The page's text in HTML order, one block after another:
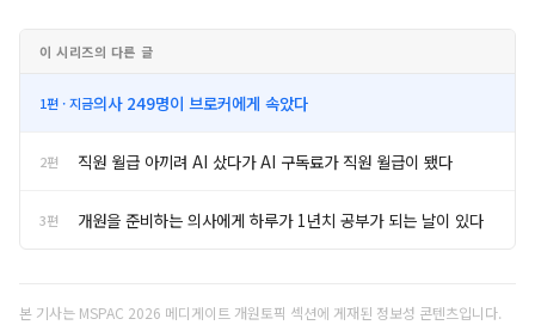
이 시리즈의 다른 글
1편 · 지금의사 249명이 브로커에게 속았다
2편 직원 월급 아끼려 AI 샀다가 AI 구독료가 직원 월급이 됐다
3편 개원을 준비하는 의사에게 하루가 1년치 공부가 되는 날이 있다
본 기사는 MSPAC 2026 메디게이트 개원토픽 섹션에 게재된 정보성 콘텐츠입니다.